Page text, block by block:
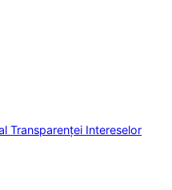
Transparenței Intereselor